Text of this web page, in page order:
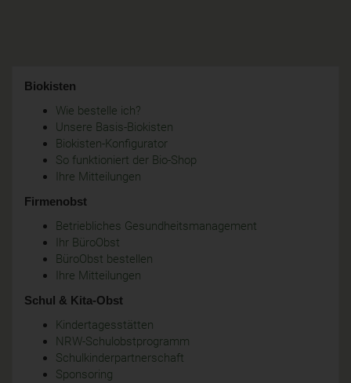
Biokisten
Wie bestelle ich?
Unsere Basis-Biokisten
Biokisten-Konfigurator
So funktioniert der Bio-Shop
Ihre Mitteilungen
Firmenobst
Betriebliches Gesundheitsmanagement
Ihr BüroObst
BüroObst bestellen
Ihre Mitteilungen
Schul & Kita-Obst
Kindertagesstätten
NRW-Schulobstprogramm
Schulkinderpartnerschaft
Sponsoring